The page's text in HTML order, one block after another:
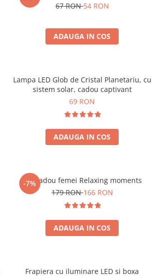
67 RON54 RON
ADAUGA IN COS
Lampa LED Glob de Cristal Planetariu, cu
sistem solar, cadou captivant
69 RON
ADAUGA IN COS
-7%
Set cadou femei Relaxing moments
179 RON166 RON
ADAUGA IN COS
Frapiera cu iluminare LED si boxa